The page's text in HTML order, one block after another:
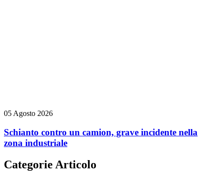
05 Agosto 2026
Schianto contro un camion, grave incidente nella
zona industriale
Categorie Articolo